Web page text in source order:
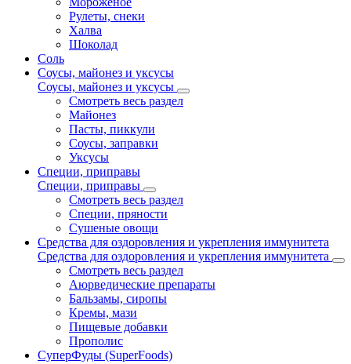
Рулеты, снеки
Халва
Шоколад
Соль
Соусы, майонез и уксусы
Соусы, майонез и уксусы
Смотреть весь раздел
Майонез
Пасты, пиккули
Соусы, заправки
Уксусы
Специи, приправы
Специи, приправы
Смотреть весь раздел
Специи, пряности
Сушеные овощи
Средства для оздоровления и укрепления иммунитета
Средства для оздоровления и укрепления иммунитета
Смотреть весь раздел
Аюрведические препараты
Бальзамы, сиропы
Кремы, мази
Пищевые добавки
Прополис
СуперФуды (SuperFoods)